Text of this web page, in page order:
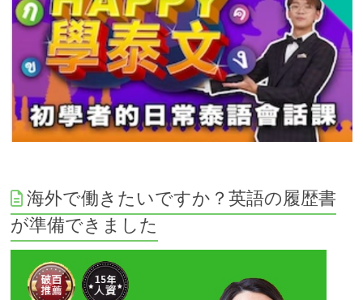
海外で働きたいですか？英語の履歴書
が準備できました